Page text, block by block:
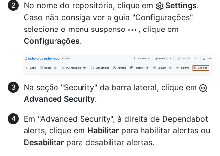
No nome do repositório, clique em
Settings.
Caso não consiga ver a guia "Configurações",
selecione o menu suspenso
, clique em
Configurações.
Na seção "Security" da barra lateral, clique em
Advanced Security.
Em "Advanced Security", à direita de Dependabot
alerts, clique em Habilitar para habilitar alertas ou
Desabilitar para desabilitar alertas.